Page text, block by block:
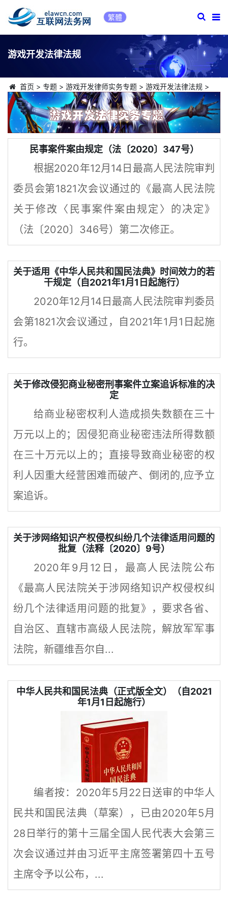
繁體
游戏开发法律法规
首页 > 专题> 游戏开发律师实务专题> 游戏开发法律法规 >
民事案件案由规定（法〔2020〕347号）
根据2020年12月14日最高人民法院审判
委员会第1821次会议通过的《最高人民法院
关于修改〈民事案件案由规定〉的决定》
（法〔2020〕346号）第二次修正。
关于适用《中华人民共和国民法典》时间效力的若
干规定（自2021年1月1日起施行）
2020年12月14日最高人民法院审判委员
会第1821次会议通过，自2021年1月1日起施
行。
关于修改侵犯商业秘密刑事案件立案追诉标准的决
定
给商业秘密权利人造成损失数额在三十
万元以上的；因侵犯商业秘密违法所得数额
在三十万元以上的；直接导致商业秘密的权
利人因重大经营困难而破产、倒闭的,应予立
案追诉。
关于涉网络知识产权侵权纠纷几个法律适用问题的
批复（法释〔2020〕9号）
2020年9月12日，最高人民法院公布
《最高人民法院关于涉网络知识产权侵权纠
纷几个法律适用问题的批复》，要求各省、
自治区、直辖市高级人民法院，解放军军事
法院，新疆维吾尔自...
中华人民共和国民法典（正式版全文）（自2021
年1月1日起施行）
编者按：2020年5月22日送审的中华人
民共和国民法典（草案），已由2020年5月
28日举行的第十三届全国人民代表大会第三
次会议通过并由习近平主席签署第四十五号
主席令予以公布，...